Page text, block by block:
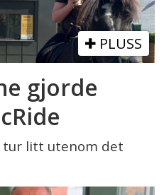
PLUSS
gjorde
tur litt utenom det